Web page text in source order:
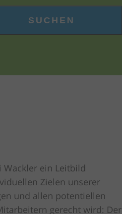
SUCHEN
Wackler ein Leitbild
Zielen unserer
und allen potentiellen
gerecht wird: Der